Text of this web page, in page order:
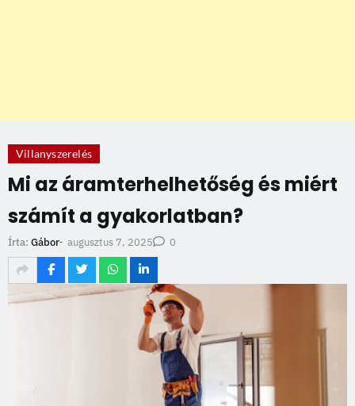
Villanyszerelés
Mi az áramterhelhetőség és miért
számít a gyakorlatban?
Írta: Gábor- augusztus 7, 2025 0